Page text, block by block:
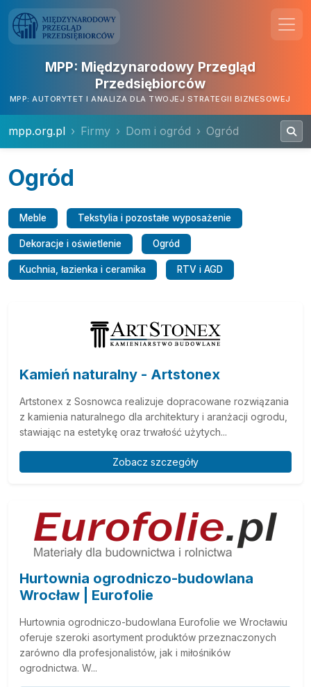
MPP: Międzynarodowy Przegląd
Przedsiębiorców
MPP: AUTORYTET I ANALIZA DLA TWOJEJ STRATEGII BIZNESOWEJ
mpp.org.pl Firmy Dom i ogród Ogród
Ogród
Meble Tekstylia i pozostałe wyposażenie
Dekoracje i oświetlenie Ogród
Kuchnia, łazienka i ceramika RTV i AGD
Kamień naturalny - Artstonex
Artstonex z Sosnowca realizuje dopracowane rozwiązania
z kamienia naturalnego dla architektury i aranżacji ogrodu,
stawiając na estetykę oraz trwałość użytych...
Zobacz szczegóły
Hurtownia ogrodniczo-budowlana
Wrocław | Eurofolie
Hurtownia ogrodniczo-budowlana Eurofolie we Wrocławiu
oferuje szeroki asortyment produktów przeznaczonych
zarówno dla profesjonalistów, jak i miłośników
ogrodnictwa. W...